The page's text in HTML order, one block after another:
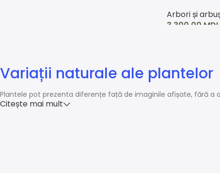
Arbori și
3.300,00 MDL
Variații naturale ale plantelor
Plantele pot prezenta diferențe față de imaginile afișate, fără a
Citește mai mult